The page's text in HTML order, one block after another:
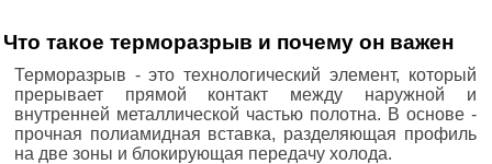
Что такое терморазрыв и почему он важен
Терморазрыв - это технологический элемент, который
прерывает прямой контакт между наружной и
внутренней металлической частью полотна. В основе -
прочная полиамидная вставка, разделяющая профиль
на две зоны и блокирующая передачу холода.